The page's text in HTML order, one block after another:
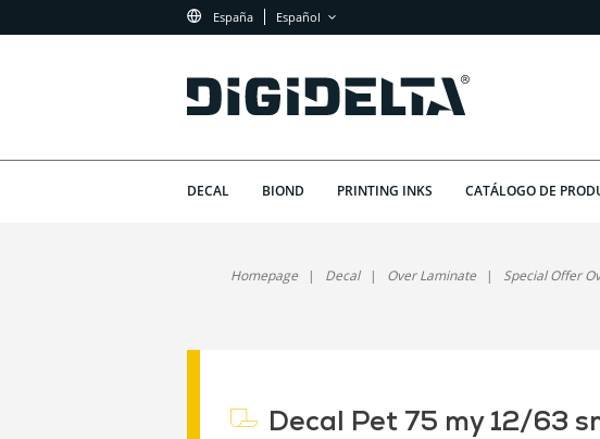
España Español
DECAL BIOND PRINTING INKS CATÁLOGO DE
Homepage Decal Over Laminate Special Offer
Decal Pet 75 my 12/63